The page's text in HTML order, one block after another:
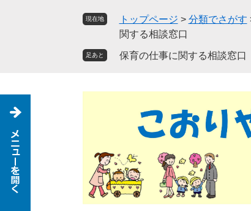
で
ば
現在地 トップページ > 分類でさがす
関する相談窓口
足あと 保育の仕事に関する相談窓口